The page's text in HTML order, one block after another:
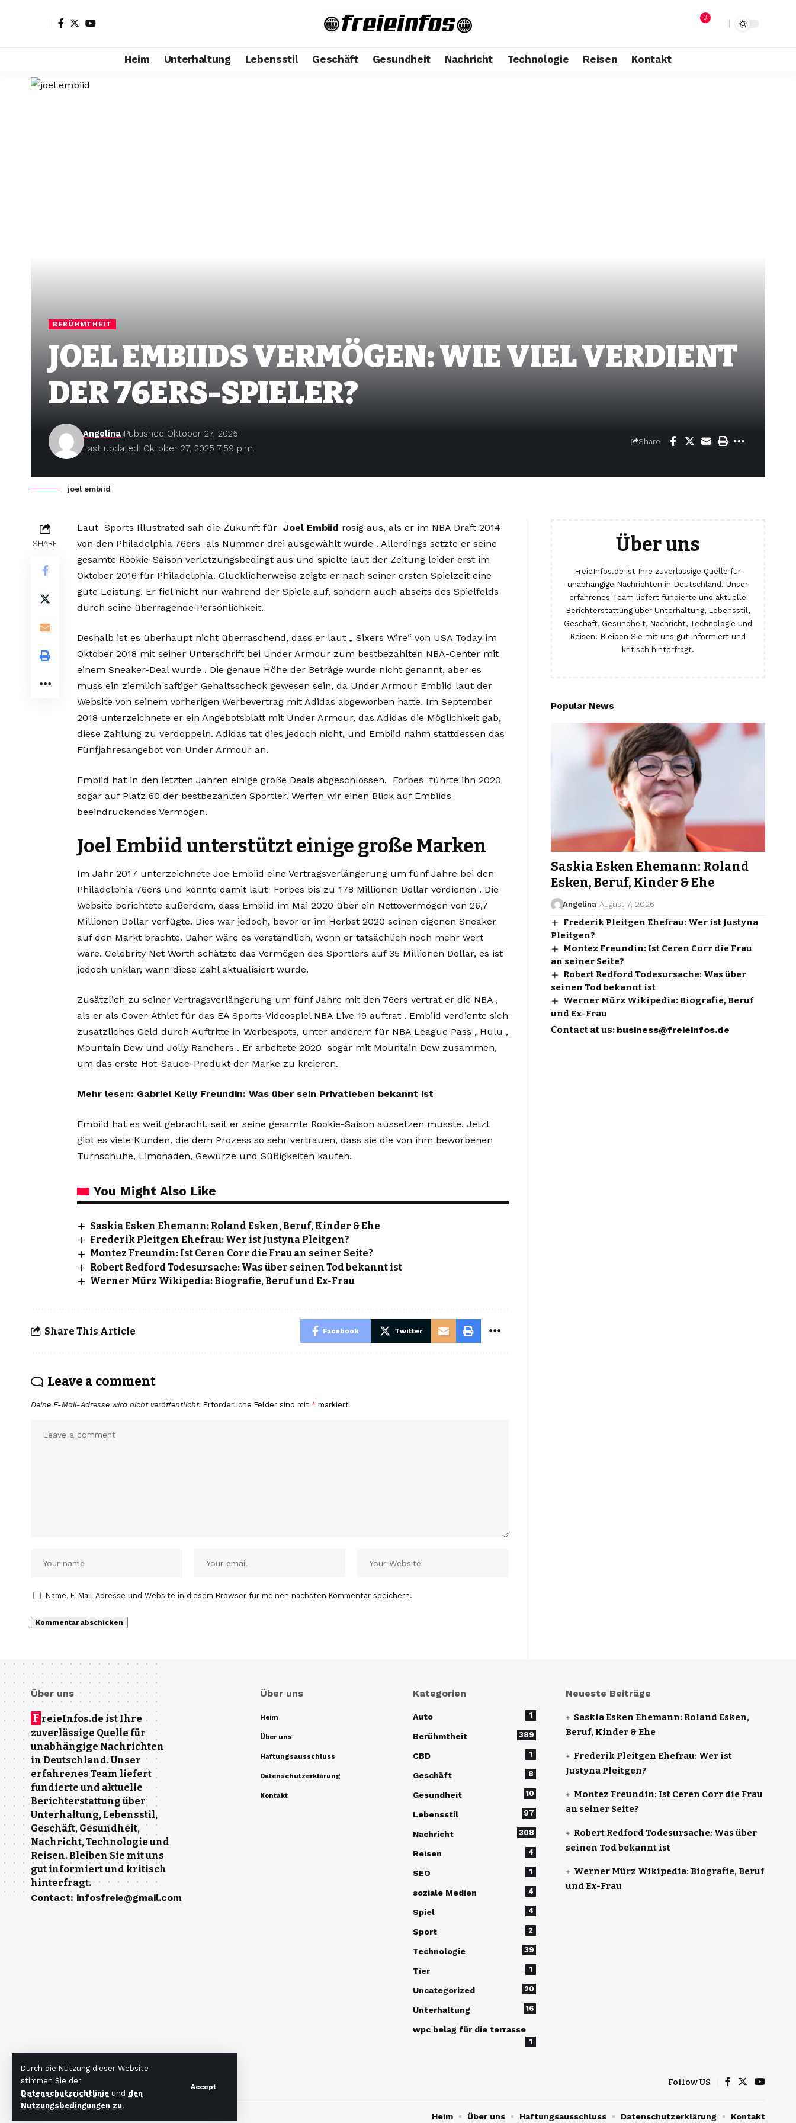
Durch die Nutzung dieser Website
stimmen Sie der
Datenschutzrichtlinie und den
Nutzungsbedingungen zu.
Accept
3
Heim Unterhaltung Lebensstil Geschäft Gesundheit Nachricht Technologie Reisen Kontakt
BERÜHMTHEIT
JOEL EMBIIDS VERMÖGEN: WIE VIEL VERDIENT
DER 76ERS-SPIELER?
Last updated: Oktober 27, 2025 7:59 p.m.
Angelina Published Oktober 27, 2025
Share
joel embiid
SHARE
Laut Sports Illustrated sah die Zukunft für Joel Embiid rosig aus, als er im NBA Draft 2014
von den Philadelphia 76ers als Nummer drei ausgewählt wurde . Allerdings setzte er seine
gesamte Rookie-Saison verletzungsbedingt aus und spielte laut der Zeitung leider erst im
Oktober 2016 für Philadelphia. Glücklicherweise zeigte er nach seiner ersten Spielzeit eine
gute Leistung. Er fiel nicht nur während der Spiele auf, sondern auch abseits des Spielfelds
durch seine überragende Persönlichkeit.
Deshalb ist es überhaupt nicht überraschend, dass er laut „ Sixers Wire“ von USA Today im
Oktober 2018 mit seiner Unterschrift bei Under Armour zum bestbezahlten NBA-Center mit
einem Sneaker-Deal wurde . Die genaue Höhe der Beträge wurde nicht genannt, aber es
muss ein ziemlich saftiger Gehaltsscheck gewesen sein, da Under Armour Embiid laut der
Website von seinem vorherigen Werbevertrag mit Adidas abgeworben hatte. Im September
2018 unterzeichnete er ein Angebotsblatt mit Under Armour, das Adidas die Möglichkeit gab,
diese Zahlung zu verdoppeln. Adidas tat dies jedoch nicht, und Embiid nahm stattdessen das
Fünfjahresangebot von Under Armour an.
Embiid hat in den letzten Jahren einige große Deals abgeschlossen. Forbes führte ihn 2020
sogar auf Platz 60 der bestbezahlten Sportler. Werfen wir einen Blick auf Embiids
beeindruckendes Vermögen.
Joel Embiid unterstützt einige große Marken
Im Jahr 2017 unterzeichnete Joe Embiid eine Vertragsverlängerung um fünf Jahre bei den
Philadelphia 76ers und konnte damit laut Forbes bis zu 178 Millionen Dollar verdienen . Die
Website berichtete außerdem, dass Embiid im Mai 2020 über ein Nettovermögen von 26,7
Millionen Dollar verfügte. Dies war jedoch, bevor er im Herbst 2020 seinen eigenen Sneaker
auf den Markt brachte. Daher wäre es verständlich, wenn er tatsächlich noch mehr wert
wäre. Celebrity Net Worth schätzte das Vermögen des Sportlers auf 35 Millionen Dollar, es ist
jedoch unklar, wann diese Zahl aktualisiert wurde.
Zusätzlich zu seiner Vertragsverlängerung um fünf Jahre mit den 76ers vertrat er die NBA ,
als er als Cover-Athlet für das EA Sports-Videospiel NBA Live 19 auftrat . Embiid verdiente sich
zusätzliches Geld durch Auftritte in Werbespots, unter anderem für NBA League Pass , Hulu ,
Mountain Dew und Jolly Ranchers . Er arbeitete 2020 sogar mit Mountain Dew zusammen,
um das erste Hot-Sauce-Produkt der Marke zu kreieren.
Mehr lesen: Gabriel Kelly Freundin: Was über sein Privatleben bekannt ist
Embiid hat es weit gebracht, seit er seine gesamte Rookie-Saison aussetzen musste. Jetzt
gibt es viele Kunden, die dem Prozess so sehr vertrauen, dass sie die von ihm beworbenen
Turnschuhe, Limonaden, Gewürze und Süßigkeiten kaufen.
You Might Also Like
Saskia Esken Ehemann: Roland Esken, Beruf, Kinder & Ehe
Frederik Pleitgen Ehefrau: Wer ist Justyna Pleitgen?
Montez Freundin: Ist Ceren Corr die Frau an seiner Seite?
Robert Redford Todesursache: Was über seinen Tod bekannt ist
Werner Mürz Wikipedia: Biografie, Beruf und Ex-Frau
Share This Article Facebook Twitter
Leave a comment
Deine E-Mail-Adresse wird nicht veröffentlicht. Erforderliche Felder sind mit * markiert
Name, E-Mail-Adresse und Website in diesem Browser für meinen nächsten Kommentar speichern.
Über uns
FreieInfos.de ist Ihre zuverlässige Quelle für
unabhängige Nachrichten in Deutschland. Unser
erfahrenes Team liefert fundierte und aktuelle
Berichterstattung über Unterhaltung, Lebensstil,
Geschäft, Gesundheit, Nachricht, Technologie und
Reisen. Bleiben Sie mit uns gut informiert und
kritisch hinterfragt.
Popular News
Saskia Esken Ehemann: Roland
Esken, Beruf, Kinder & Ehe
Angelina August 7, 2026
Frederik Pleitgen Ehefrau: Wer ist Justyna
Pleitgen?
Montez Freundin: Ist Ceren Corr die Frau
an seiner Seite?
Robert Redford Todesursache: Was über
seinen Tod bekannt ist
Werner Mürz Wikipedia: Biografie, Beruf
und Ex-Frau
Contact at us: business@freieinfos.de
Über uns
F reieInfos.de ist Ihre
zuverlässige Quelle für
unabhängige Nachrichten
in Deutschland. Unser
erfahrenes Team liefert
fundierte und aktuelle
Berichterstattung über
Unterhaltung, Lebensstil,
Geschäft, Gesundheit,
Nachricht, Technologie und
Reisen. Bleiben Sie mit uns
gut informiert und kritisch
hinterfragt.
Contact: infosfreie@gmail.com
Über uns
Heim
Über uns
Haftungsausschluss
Datenschutzerklärung
Kontakt
Kategorien
Auto 1
Berühmtheit 389
CBD 1
Geschäft 8
Gesundheit 10
Lebensstil 97
Nachricht 308
Reisen 4
SEO 1
soziale Medien 4
Spiel 4
Sport 2
Technologie 39
Tier 1
Uncategorized 20
Unterhaltung 16
wpc belag für die terrasse
1
Neueste Beiträge
Saskia Esken Ehemann: Roland Esken,
Beruf, Kinder & Ehe
Frederik Pleitgen Ehefrau: Wer ist
Justyna Pleitgen?
Montez Freundin: Ist Ceren Corr die Frau
an seiner Seite?
Robert Redford Todesursache: Was über
seinen Tod bekannt ist
Werner Mürz Wikipedia: Biografie, Beruf
und Ex-Frau
Follow US
Heim Über uns Haftungsausschluss Datenschutzerklärung Kontakt